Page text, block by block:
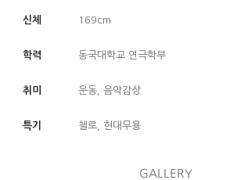
신체 169cm
학력 동국대학교 연극학부
취미 운동, 음악감상
특기 첼로, 현대무용
GALLERY